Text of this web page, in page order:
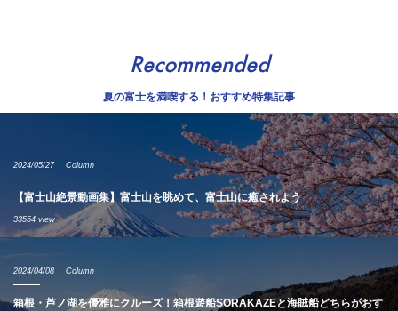
Recommended
夏の富士を満喫する！おすすめ特集記事
2024/05/27 Column
【富士山絶景動画集】富士山を眺めて、富士山に癒されよう
33554 view
2024/04/08 Column
箱根・芦ノ湖を優雅にクルーズ！箱根遊船SORAKAZEと海賊船どちらがおす